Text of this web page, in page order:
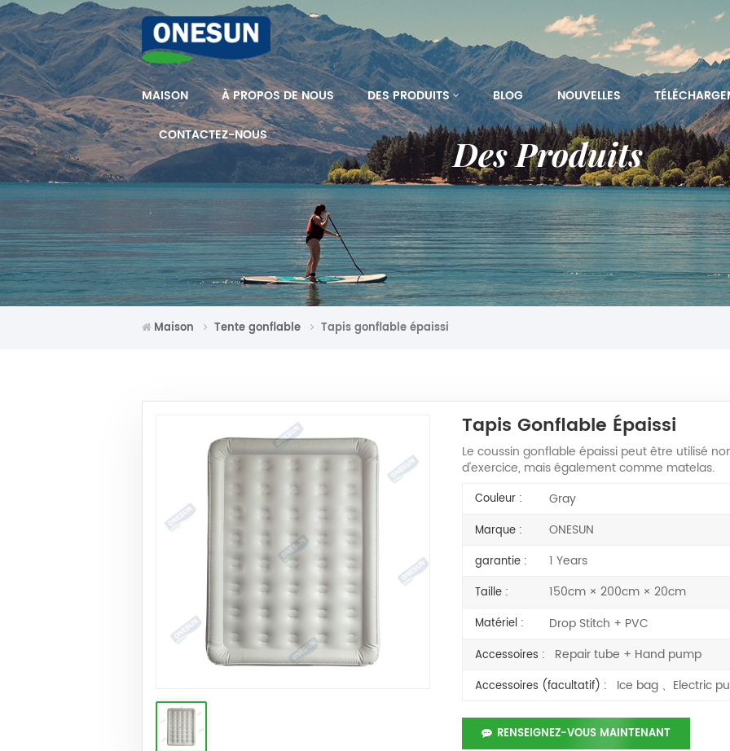
MAISON À PROPOS DE NOUS DES PRODUITS BLOG NOUVELLES
CONTACTEZ-NOUS Des Produits
Maison Tente gonflable Tapis gonflable épaissi
Tapis Gonflable Épaissi
Le coussin gonflable épaissi peut être utilisé
d'exercice, mais également comme matelas.
Couleur : Gray
Marque : ONESUN
garantie : 1 Years
Taille : 150cm × 200cm × 20cm
Matériel : Drop Stitch + PVC
Accessoires : Repair tube + Hand pump
Accessoires (facultatif) : Ice bag 、Electric
RENSEIGNEZ-VOUS MAINTENANT